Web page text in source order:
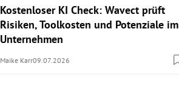
Kostenloser KI Check: Wavect prüft
Risiken, Toolkosten und Potenziale im
Unternehmen
Maike Karr09.07.2026